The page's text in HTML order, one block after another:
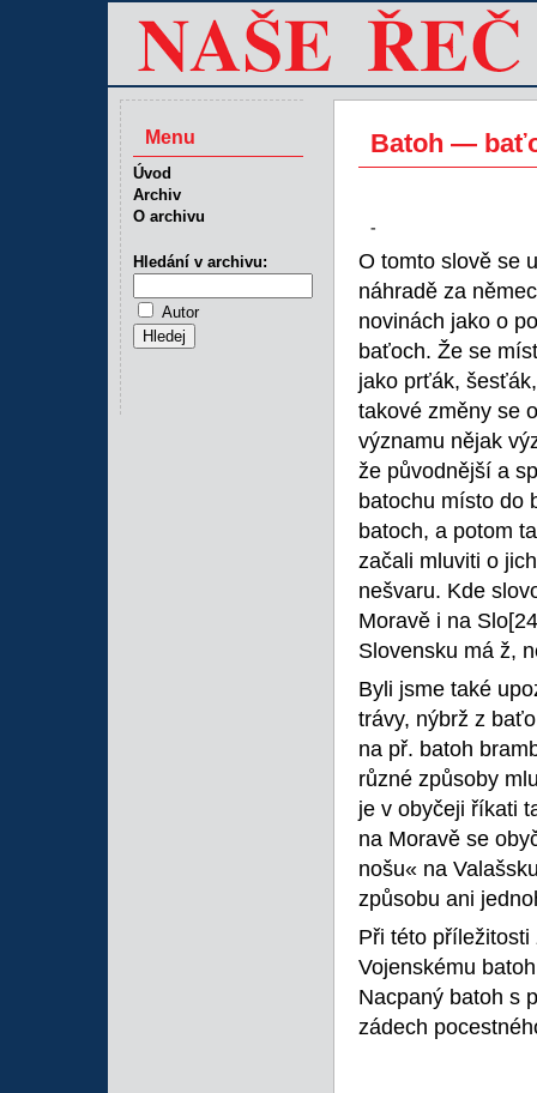
Batoh —
-
O tomto slově se
náhradě za
novinách jako o
baťoch. Že se
jako prťák,
takové změny se
významu nějak
že původnější a
batochu místo do
batoch, a potom
začali mluviti o
nešvaru. Kde
Moravě i na Slo
Slovensku má ž,
Byli jsme také
trávy, nýbrž z
na př. batoh
různé způsoby
je v obyčeji říkati
na Moravě se
nošu« na
způsobu ani
Při této
Vojenskému
Nacpaný batoh s
zádech
Menu
Úvod
Archiv
O archivu
Hledání v archivu:
Autor